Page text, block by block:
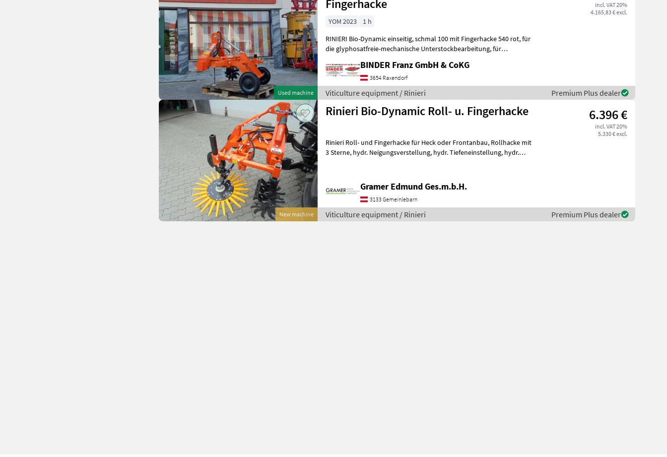
Used machine
Fingerhacke
incl. VAT 20%
4.165,83 € excl.
YOM 2023
1 h
RINIERI Bio-Dynamic einseitig, schmal 100 mit Fingerhacke 540 rot, für
die glyphosatfreie-mechanische Unterstockbearbeitung, für
BINDER Franz GmbH & CoKG
3654 Raxendorf
Viticulture equipment / Rinieri Premium Plus dealer
New machine
Rinieri Bio-Dynamic Roll- u. Fingerhacke 6.396 €
incl. VAT 20%
5.330 € excl.
Rinieri Roll- und Fingerhacke für Heck oder Frontanbau, Rollhacke mit
3 Sterne, hydr. Neigungsverstellung, hydr. Tiefeneinstellung, hydr.
Gramer Edmund Ges.m.b.H.
3133 Gemeinlebarn
Viticulture equipment / Rinieri Premium Plus dealer